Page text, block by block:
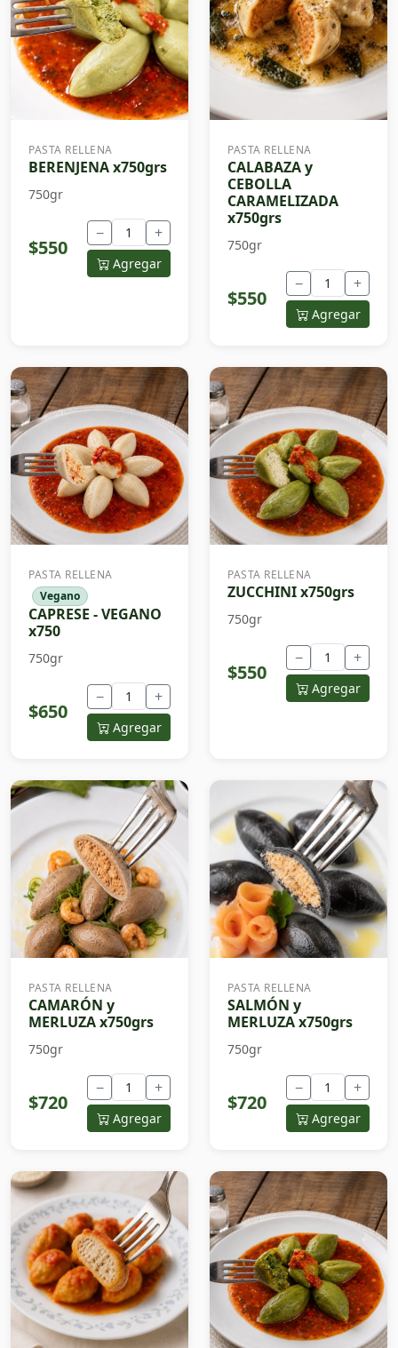
PASTA RELLENA
BERENJENA x750grs
750gr
$550
− +
Agregar
PASTA RELLENA
CALABAZA y
CEBOLLA
CARAMELIZADA
x750grs
750gr
$550
− +
Agregar
PASTA RELLENA
Vegano
CAPRESE - VEGANO
x750
750gr
$650
− +
Agregar
PASTA RELLENA
ZUCCHINI x750grs
750gr
$550
− +
Agregar
PASTA RELLENA
CAMARÓN y
MERLUZA x750grs
750gr
$720
− +
Agregar
PASTA RELLENA
SALMÓN y
MERLUZA x750grs
750gr
$720
− +
Agregar